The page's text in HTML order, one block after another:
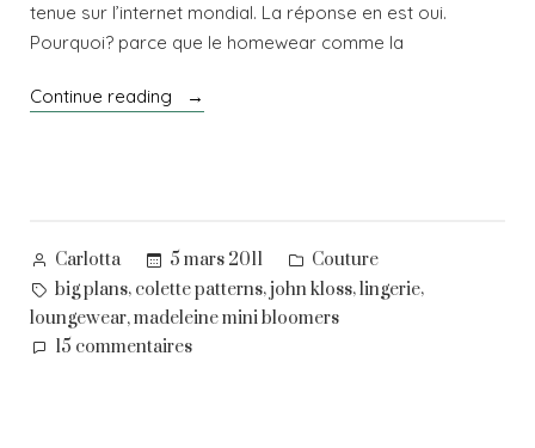
tenue sur l’internet mondial. La réponse en est oui.
Pourquoi? parce que le homewear comme la
Continue reading
« Mix
d’homme »
Posted
by
Carlotta 5 mars 2011
Posted
in
Couture
Tags:
big plans, colette patterns,john kloss,lingerie,
loungewear,madeleine mini bloomers
15 commentairessur